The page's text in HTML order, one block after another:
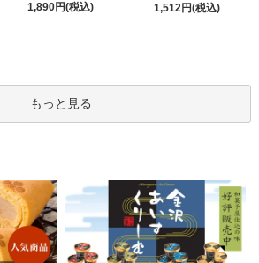
1,890円(税込)
1,512円(税込)
もっと見る